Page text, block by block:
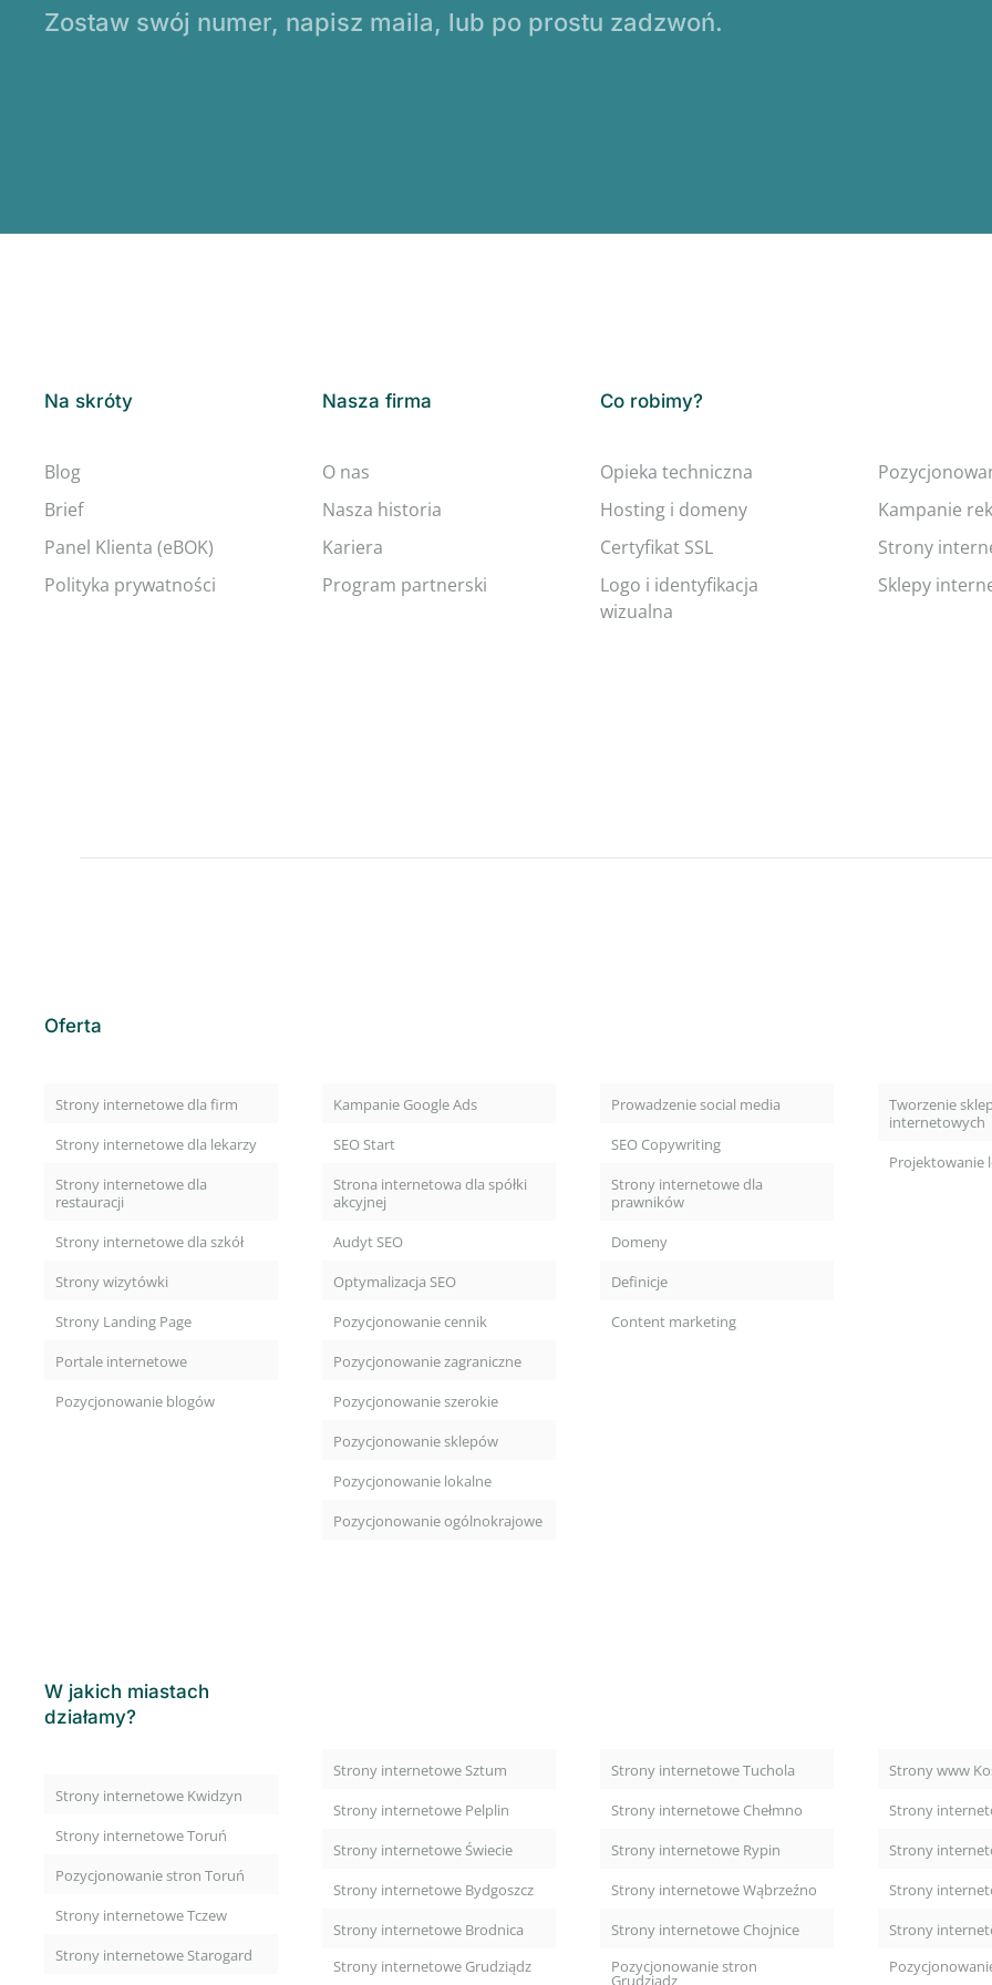
Zostaw swój numer, napisz maila, lub po prostu zadzwoń.
Na skróty
Blog
Brief
Panel Klienta (eBOK)
Polityka prywatności
Nasza firma
O nas
Nasza historia
Kariera
Program partnerski
Co robimy?
Opieka techniczna
Hosting i domeny
Certyfikat SSL
Logo i identyfikacja
wizualna
Kampanie
Strony
Sklepy
Oferta
Strony internetowe dla firm
Strony internetowe dla lekarzy
Strony internetowe dla
restauracji
Strony internetowe dla szkół
Strony wizytówki
Strony Landing Page
Portale internetowe
Pozycjonowanie blogów
Kampanie Google Ads
SEO Start
Strona internetowa dla spółki
akcyjnej
Audyt SEO
Optymalizacja SEO
Pozycjonowanie cennik
Pozycjonowanie zagraniczne
Pozycjonowanie szerokie
Pozycjonowanie sklepów
Pozycjonowanie lokalne
Pozycjonowanie ogólnokrajowe
Prowadzenie social media
SEO Copywriting
Strony internetowe dla
prawników
Domeny
Definicje
Content marketing
Tworzenie
internetowych
Projektowanie
W jakich miastach
działamy?
Strony internetowe Kwidzyn
Strony internetowe Toruń
Pozycjonowanie stron Toruń
Strony internetowe Tczew
Strony internetowe Starogard
Strony internetowe Sztum
Strony internetowe Pelplin
Strony internetowe Świecie
Strony internetowe Bydgoszcz
Strony internetowe Brodnica
Strony internetowe Grudziądz
Strony internetowe Tuchola
Strony internetowe Chełmno
Strony internetowe Rypin
Strony internetowe Wąbrzeźno
Strony internetowe Chojnice
Pozycjonowanie stron
Grudziądz
Strony www
Strony
Strony
Strony
Strony